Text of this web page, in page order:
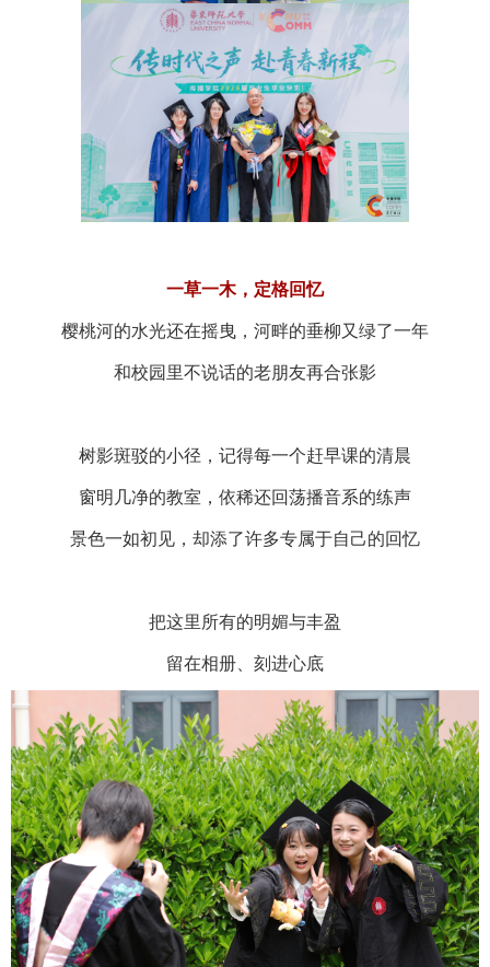
一草一木，定格回忆
樱桃河的水光还在摇曳，河畔的垂柳又绿了一年
和校园里不说话的老朋友再合张影
树影斑驳的小径，记得每一个赶早课的清晨
窗明几净的教室，依稀还回荡播音系的练声
景色一如初见，却添了许多专属于自己的回忆
把这里所有的明媚与丰盈
留在相册、刻进心底